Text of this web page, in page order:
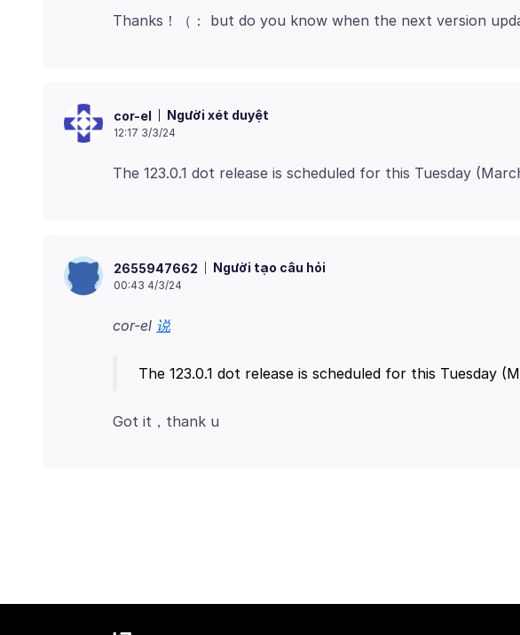
cor-el Người xét duyệt
12:17 3/3/24
2655947662 Người tạo câu hỏi
00:43 4/3/24
cor-el 说